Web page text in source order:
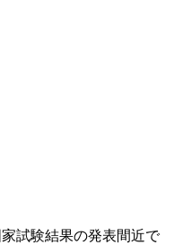
試験結果の発表間近で